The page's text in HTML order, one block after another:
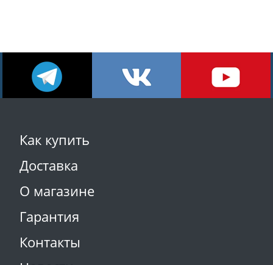
Как купить
Доставка
О магазине
Гарантия
Контакты